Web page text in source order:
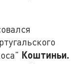
Коштиньи.